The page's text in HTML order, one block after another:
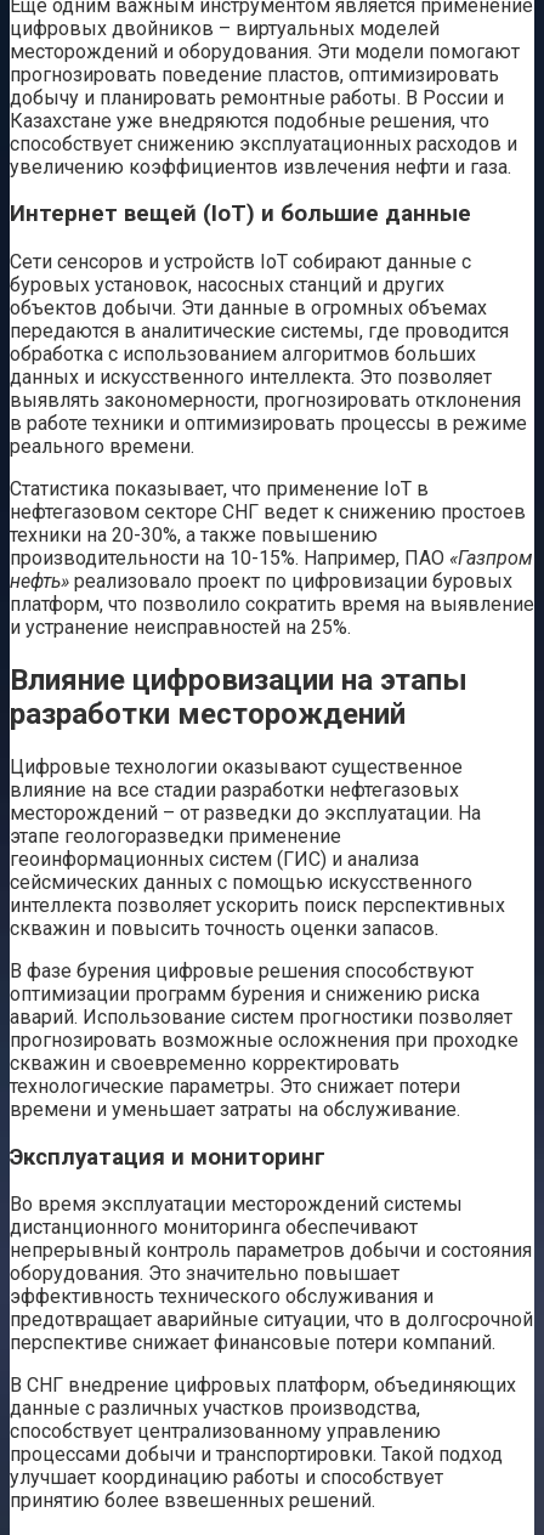
Еще одним важным инструментом является применение
цифровых двойников – виртуальных моделей
месторождений и оборудования. Эти модели помогают
прогнозировать поведение пластов, оптимизировать
добычу и планировать ремонтные работы. В России и
Казахстане уже внедряются подобные решения, что
способствует снижению эксплуатационных расходов и
увеличению коэффициентов извлечения нефти и газа.
Интернет вещей (IoT) и большие данные
Сети сенсоров и устройств IoT собирают данные с
буровых установок, насосных станций и других
объектов добычи. Эти данные в огромных объемах
передаются в аналитические системы, где проводится
обработка с использованием алгоритмов больших
данных и искусственного интеллекта. Это позволяет
выявлять закономерности, прогнозировать отклонения
в работе техники и оптимизировать процессы в режиме
реального времени.
Статистика показывает, что применение IoT в
нефтегазовом секторе СНГ ведет к снижению простоев
техники на 20-30%, а также повышению
производительности на 10-15%. Например, ПАО «Газпром
нефть» реализовало проект по цифровизации буровых
платформ, что позволило сократить время на выявление
и устранение неисправностей на 25%.
Влияние цифровизации на этапы
разработки месторождений
Цифровые технологии оказывают существенное
влияние на все стадии разработки нефтегазовых
месторождений – от разведки до эксплуатации. На
этапе геологоразведки применение
геоинформационных систем (ГИС) и анализа
сейсмических данных с помощью искусственного
интеллекта позволяет ускорить поиск перспективных
скважин и повысить точность оценки запасов.
В фазе бурения цифровые решения способствуют
оптимизации программ бурения и снижению риска
аварий. Использование систем прогностики позволяет
прогнозировать возможные осложнения при проходке
скважин и своевременно корректировать
технологические параметры. Это снижает потери
времени и уменьшает затраты на обслуживание.
Эксплуатация и мониторинг
Во время эксплуатации месторождений системы
дистанционного мониторинга обеспечивают
непрерывный контроль параметров добычи и состояния
оборудования. Это значительно повышает
эффективность технического обслуживания и
предотвращает аварийные ситуации, что в долгосрочной
перспективе снижает финансовые потери компаний.
В СНГ внедрение цифровых платформ, объединяющих
данные с различных участков производства,
способствует централизованному управлению
процессами добычи и транспортировки. Такой подход
улучшает координацию работы и способствует
принятию более взвешенных решений.